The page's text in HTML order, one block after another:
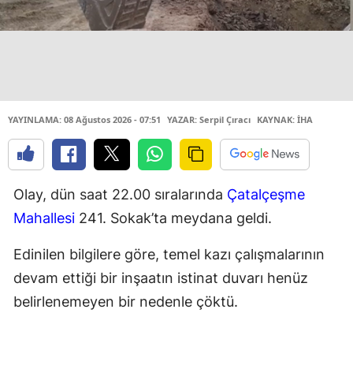
YAYINLAMA: 08 Ağustos 2026 - 07:51 YAZAR: Serpil Çıracı KAYNAK: İHA
Olay, dün saat 22.00 sıralarında Çatalçeşme
Mahallesi 241. Sokak’ta meydana geldi.
Edinilen bilgilere göre, temel kazı çalışmalarının
devam ettiği bir inşaatın istinat duvarı henüz
belirlenemeyen bir nedenle çöktü.